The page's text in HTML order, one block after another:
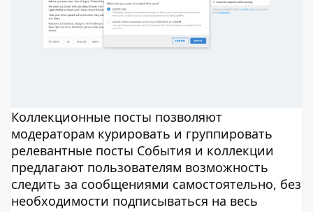
Коллекционные посты позволяют
модераторам курировать и группировать
релевантные посты События и коллекции
предлагают пользователям возможность
следить за сообщениями самостоятельно, без
необходимости подписываться на весь